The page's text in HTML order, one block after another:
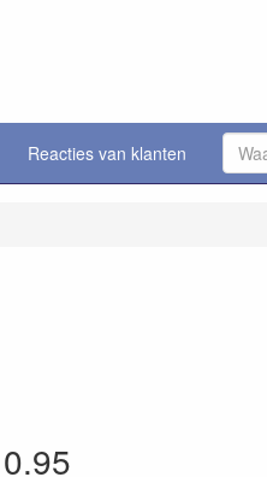
Reacties van klanten